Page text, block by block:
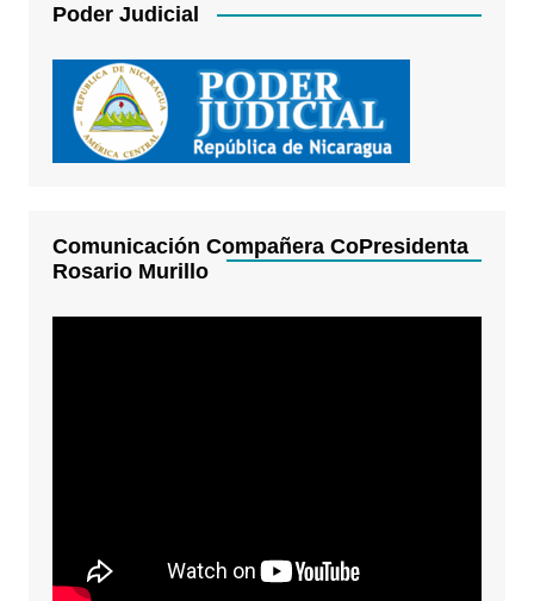
Poder Judicial
Comunicación Compañera CoPresidenta
Rosario Murillo